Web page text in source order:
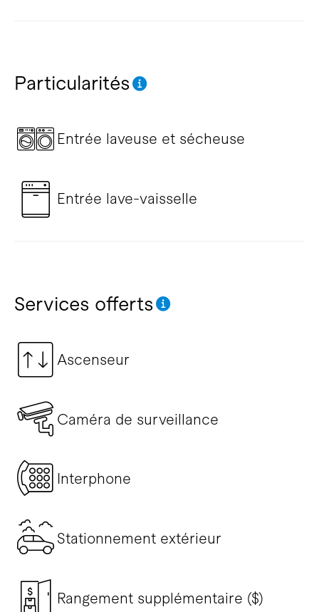
Particularités
Entrée laveuse et sécheuse
Entrée lave-vaisselle
Services offerts
Ascenseur
Caméra de surveillance
Interphone
Stationnement extérieur
Rangement supplémentaire ($)